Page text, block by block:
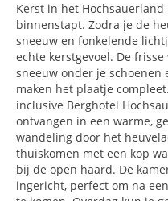
Kerst in het
binnenstapt. Zodra je de
sneeuw en fonkelende
echte kerstgevoel. De
sneeuw onder je schoenen
maken het plaatje
inclusive Berghotel
ontvangen in een warme,
wandeling door het
thuiskomen met een kop
bij de open haard. De
ingericht, perfect om na